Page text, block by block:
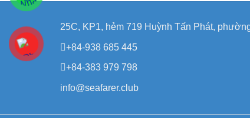
25C, KP1, hẻm 719 Huỳnh Tấn Phát,
+84-938 685 445
+84-383 979 798
info@seafarer.club